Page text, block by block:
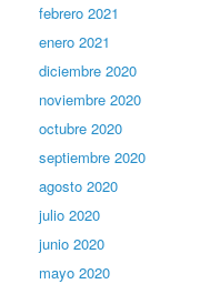
febrero 2021
enero 2021
diciembre 2020
noviembre 2020
octubre 2020
septiembre 2020
agosto 2020
julio 2020
junio 2020
mayo 2020